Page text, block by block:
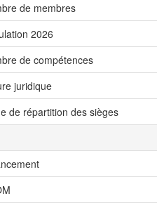
de membres
2026
de compétences
juridique
de répartition des sièges